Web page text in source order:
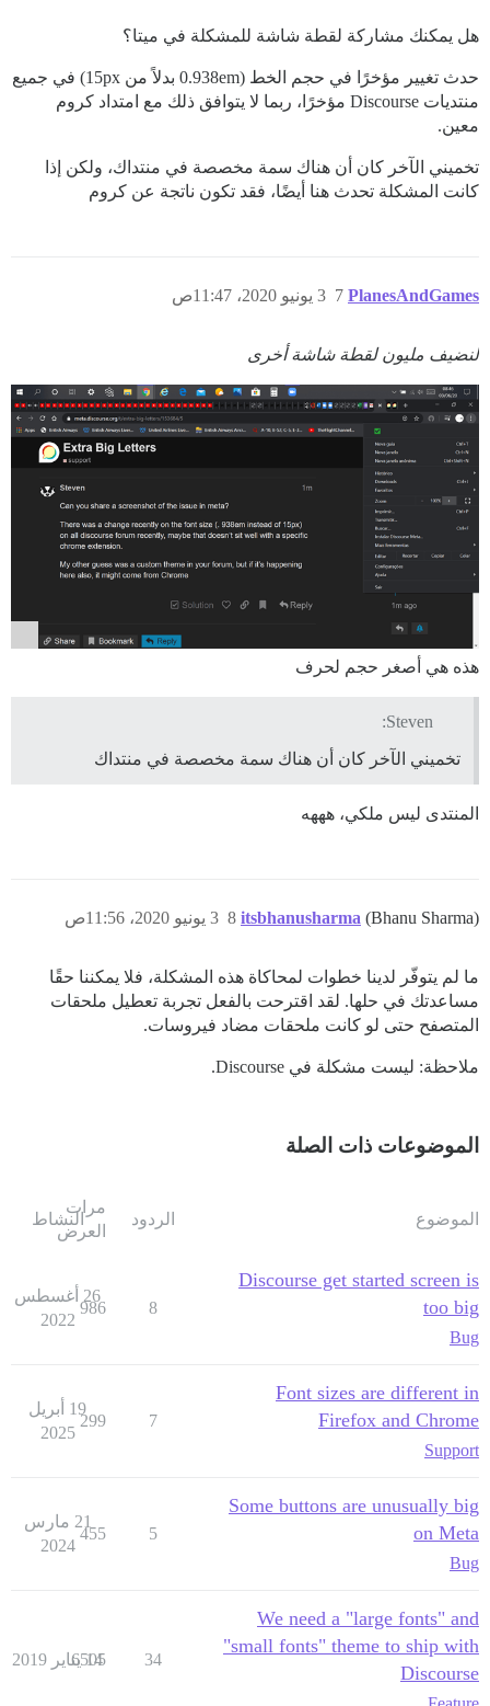
هل يمكنك مشاركة لقطة شاشة للمشكلة في ميتا؟
حدث تغيير مؤخرًا في حجم الخط (0.938em بدلاً من 15px) في جميع
منتديات Discourse مؤخرًا، ربما لا يتوافق ذلك مع امتداد كروم
معين.
تخميني الآخر كان أن هناك سمة مخصصة في منتداك، ولكن إذا
كانت المشكلة تحدث هنا أيضًا، فقد تكون ناتجة عن كروم
PlanesAndGames 3 يونيو 2020، 11:47ص 7
لنضيف مليون لقطة شاشة أخرى
هذه هي أصغر حجم لحرف
Steven:
تخميني الآخر كان أن هناك سمة مخصصة في منتداك
المنتدى ليس ملكي، هههه
itsbhanusharma (Bhanu Sharma) 3 يونيو 2020، 11:56ص 8
ما لم يتوفّر لدينا خطوات لمحاكاة هذه المشكلة، فلا يمكننا حقًا
مساعدتك في حلها. لقد اقترحت بالفعل تجربة تعطيل ملحقات
المتصفح حتى لو كانت ملحقات مضاد فيروسات.
ملاحظة: ليست مشكلة في Discourse.
الموضوعات ذات الصلة
الموضوع الردود
مرات
العرض
النشاط
Discourse get started screen is
too big
Bug
8
986
26 أغسطس
2022
Font sizes are different in
Firefox and Chrome
Support
7
299
19 أبريل
2025
Some buttons are unusually big
on Meta
Bug
5
455
21 مارس
2024
We need a "large fonts" and
"small fonts" theme to ship with
Discourse
34
6505
14 يناير 2019